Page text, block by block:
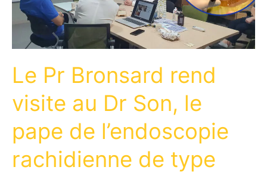
Le Pr Bronsard rend
visite au Dr Son, le
pape de l’endoscopie
rachidienne de type